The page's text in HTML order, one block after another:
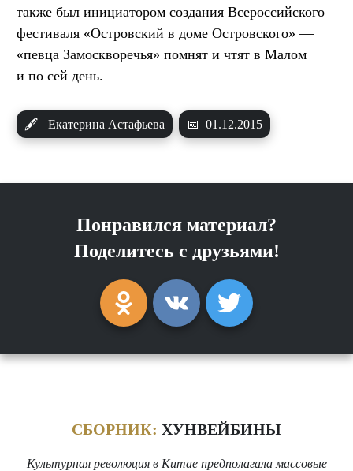
также был инициатором создания Всероссийского
фестиваля «Островский в доме Островского» —
«певца Замоскворечья» помнят и чтят в Малом
и по сей день.
🖋 Екатерина Астафьева 📅 01.12.2015
Понравился материал?
Поделитесь с друзьями!
СБОРНИК: ХУНВЕЙБИНЫ
Культурная революция в Китае предполагала массовые